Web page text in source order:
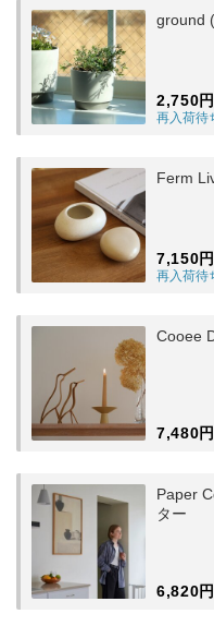
ground
2,750
再入荷待
Ferm
7,150
再入荷待
Cooee
7,480
Paper
ター
6,820